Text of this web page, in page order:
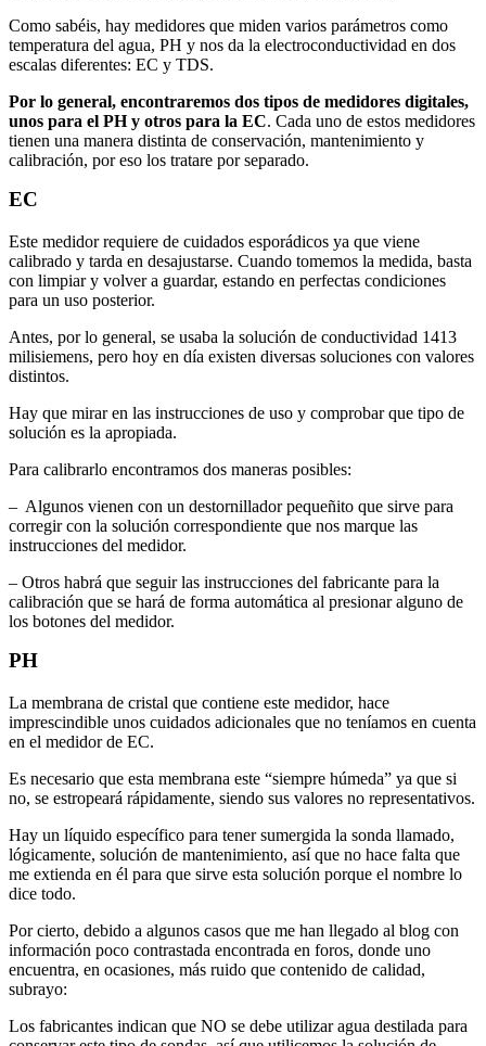
Como sabéis, hay medidores que miden varios parámetros como
temperatura del agua, PH y nos da la electroconductividad en dos
escalas diferentes: EC y TDS.
Por lo general, encontraremos dos tipos de medidores digitales,
unos para el PH y otros para la EC. Cada uno de estos medidores
tienen una manera distinta de conservación, mantenimiento y
calibración, por eso los tratare por separado.
EC
Este medidor requiere de cuidados esporádicos ya que viene
calibrado y tarda en desajustarse. Cuando tomemos la medida, basta
con limpiar y volver a guardar, estando en perfectas condiciones
para un uso posterior.
Antes, por lo general, se usaba la solución de conductividad 1413
milisiemens, pero hoy en día existen diversas soluciones con valores
distintos.
Hay que mirar en las instrucciones de uso y comprobar que tipo de
solución es la apropiada.
Para calibrarlo encontramos dos maneras posibles:
– Algunos vienen con un destornillador pequeñito que sirve para
corregir con la solución correspondiente que nos marque las
instrucciones del medidor.
– Otros habrá que seguir las instrucciones del fabricante para la
calibración que se hará de forma automática al presionar alguno de
los botones del medidor.
PH
La membrana de cristal que contiene este medidor, hace
imprescindible unos cuidados adicionales que no teníamos en cuenta
en el medidor de EC.
Es necesario que esta membrana este “siempre húmeda” ya que si
no, se estropeará rápidamente, siendo sus valores no representativos.
Hay un líquido específico para tener sumergida la sonda llamado,
lógicamente, solución de mantenimiento, así que no hace falta que
me extienda en él para que sirve esta solución porque el nombre lo
dice todo.
Por cierto, debido a algunos casos que me han llegado al blog con
información poco contrastada encontrada en foros, donde uno
encuentra, en ocasiones, más ruido que contenido de calidad,
subrayo:
Los fabricantes indican que NO se debe utilizar agua destilada para